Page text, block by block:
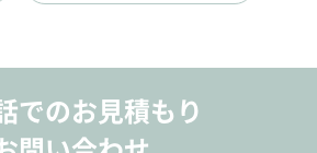
でのお見積もり